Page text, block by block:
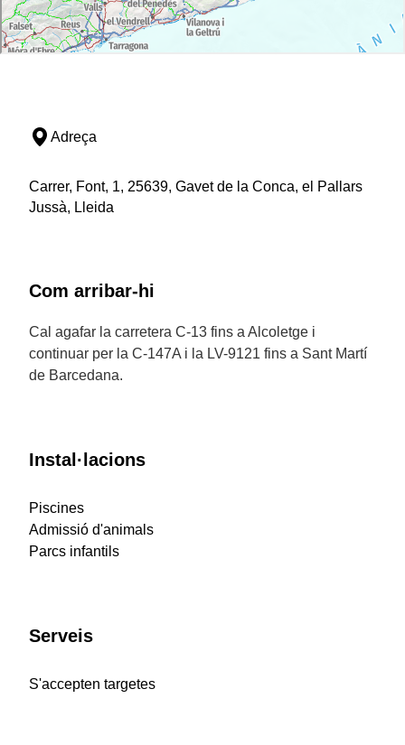
Adreça
Carrer, Font, 1, 25639, Gavet de la Conca, el Pallars
Jussà, Lleida
Com arribar-hi
Cal agafar la carretera C-13 fins a Alcoletge i
continuar per la C-147A i la LV-9121 fins a Sant Martí
de Barcedana.
Instal·lacions
Piscines
Admissió d'animals
Parcs infantils
Serveis
S'accepten targetes